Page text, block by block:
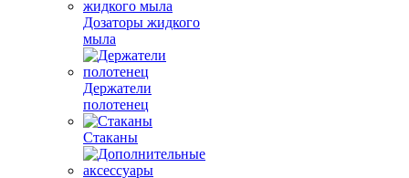
Дозаторы жидкого
мыла
Держатели
полотенец
Стаканы